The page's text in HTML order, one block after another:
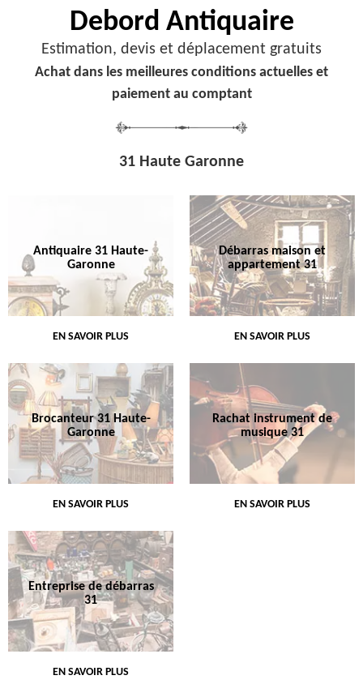
Debord Antiquaire
Estimation, devis et déplacement gratuits
Achat dans les meilleures conditions actuelles et
paiement au comptant
31 Haute Garonne
Antiquaire 31 Haute-
Garonne
EN SAVOIR PLUS
Débarras maison et
appartement 31
EN SAVOIR PLUS
Brocanteur 31 Haute-
Garonne
EN SAVOIR PLUS
Rachat instrument de
musique 31
EN SAVOIR PLUS
Entreprise de débarras
31
EN SAVOIR PLUS